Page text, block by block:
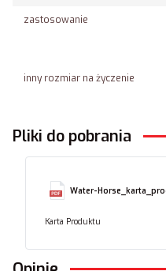
zastosowanie
inny rozmiar na życzenie
Pliki do pobrania
Water-
Karta Produktu